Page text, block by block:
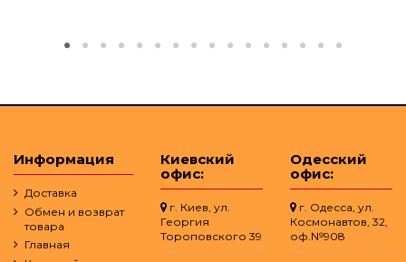
Информация
Доставка
Обмен и возврат
товара
Главная
Киевский
офис:
г. Киев, ул.
Георгия
Тороповского 39
Одесский
офис:
г. Одесса, ул.
Космонавтов, 32,
оф.№908